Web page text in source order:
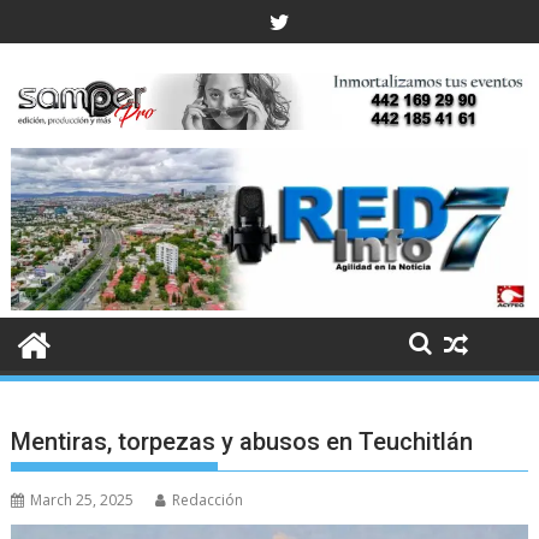
to
Mentiras, torpezas y abusos en Teuchitlán
March 25, 2025 Redacción